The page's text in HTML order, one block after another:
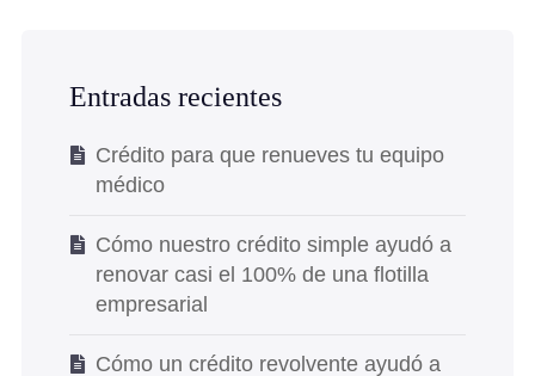
Entradas recientes
Crédito para que renueves tu equipo
médico
Cómo nuestro crédito simple ayudó a
renovar casi el 100% de una flotilla
empresarial
Cómo un crédito revolvente ayudó a